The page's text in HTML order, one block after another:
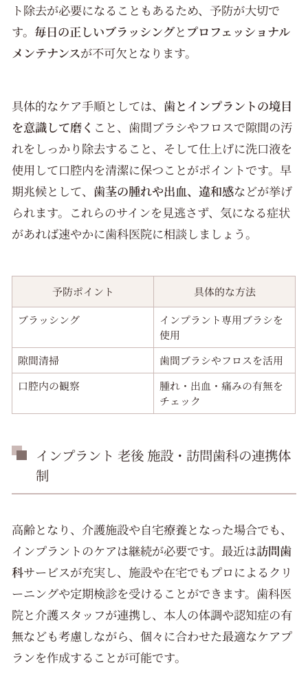
ト除去が必要になることもあるため、予防が大切で
す。毎日の正しいブラッシングと プロフェッショナル
メンテナンスが不可欠となります。
具体的なケア手順としては、 歯とインプラントの境目
を意識して磨く こと、歯間ブラシやフロスで隙間の汚
れをしっかり除去すること、そして仕上げに洗口液を
使用して口腔内を清潔に保つことがポイントです。早
期兆候として、 歯茎の腫れや出血、違和感などが挙げ
られます。これらのサインを見逃さず、気になる症状
があれば速やかに歯科医院に相談しましょう。
予防ポイント
具体的な方法
ブラッシング
インプラント専用ブラシを
使用
隙間清掃
歯間ブラシやフロスを活用
口腔内の観察
腫れ・出血・痛みの有無を
チェック
インプラント 老後 施設・訪問歯科の連携体
制
高齢となり、介護施設や自宅療養となった場合でも、
インプラントのケアは継続が必要です。最近は訪問歯
科サービスが充実し、施設や在宅でもプロによるクリ
ーニングや定期検診を受けることができます。歯科医
院と介護スタッフが連携し、本人の体調や認知症の有
無なども考慮しながら、個々に合わせた最適なケアプ
ランを作成することが可能です。